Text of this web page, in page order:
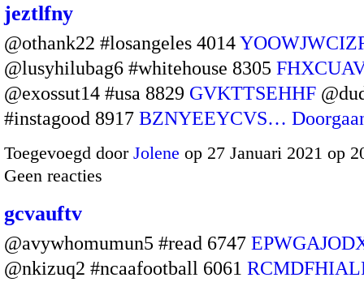
jeztlfny
@othank22 #losangeles 4014
@lusyhilubag6 #whitehouse 8305
@exossut14 #usa 8829 GVKTTSEHHF
#instagood 8917 BZNYEEYCVS…
Toegevoegd door Jolene op 27 Januari 2021 op
Geen reacties
gcvauftv
@avywhomumun5 #read 6747
@nkizuq2 #ncaafootball 6061